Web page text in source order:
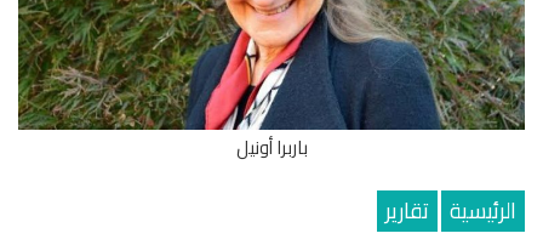
باربرا أونيل
الرئيسية تقارير